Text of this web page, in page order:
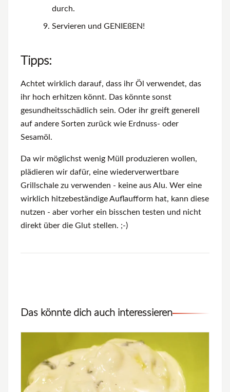
durch.
Servieren und GENIEßEN!
Tipps:
Achtet wirklich darauf, dass ihr Öl verwendet, das
ihr hoch erhitzen könnt. Das könnte sonst
gesundheitsschädlich sein. Oder ihr greift generell
auf andere Sorten zurück wie Erdnuss- oder
Sesamöl.
Da wir möglichst wenig Müll produzieren wollen,
plädieren wir dafür, eine wiederverwertbare
Grillschale zu verwenden - keine aus Alu. Wer eine
wirklich hitzebeständige Auflaufform hat, kann diese
nutzen - aber vorher ein bisschen testen und nicht
direkt über die Glut stellen. ;-)
Das könnte dich auch interessieren